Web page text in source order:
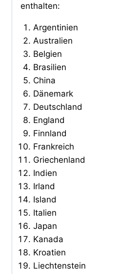
enthalten:
Argentinien
Australien
Belgien
Brasilien
China
Dänemark
Deutschland
England
Finnland
Frankreich
Griechenland
Indien
Irland
Island
Italien
Japan
Kanada
Kroatien
Liechtenstein